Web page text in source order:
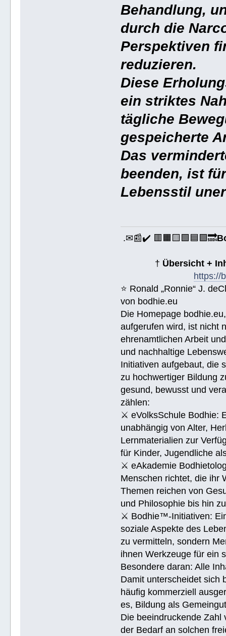
Behandlung,
durch die
Perspektiven
reduzieren.
Diese
ein striktes
tägliche
gespeicherte
Das
beenden, ist
Lebensstil
.✉📰✔️ 🟥🟧🟨🟩🟦🟪🔜
† Übersicht +
https://
⭐️ Ronald „Ronnie“ J.
von bodhie.eu
Die Homepage
aufgerufen wird, ist nicht
ehrenamtlichen Arbeit
und nachhaltige
Initiativen aufgebaut, die
zu hochwertiger Bildung
gesund, bewusst und
zählen:
⚔ eVolksSchule Bodhie:
unabhängig von Alter,
Lernmaterialien zur
für Kinder, Jugendliche
⚔ eAkademie
Menschen richtet, die ihr
Themen reichen von
und Philosophie bis hin
⚔ Bodhie™-Initiativen:
soziale Aspekte des
zu vermitteln, sondern
ihnen Werkzeuge für ein
Besondere daran: Alle
Damit unterscheidet sich
häufig kommerziell
es, Bildung als
Die beeindruckende Zahl
der Bedarf an solchen